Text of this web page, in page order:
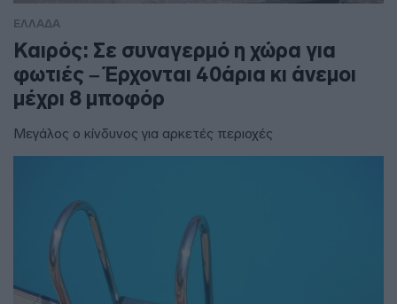
ΕΛΛΑΔΑ
Καιρός: Σε συναγερμό η χώρα για
φωτιές – Έρχονται 40άρια κι άνεμοι
μέχρι 8 μποφόρ
Μεγάλος ο κίνδυνος για αρκετές περιοχές